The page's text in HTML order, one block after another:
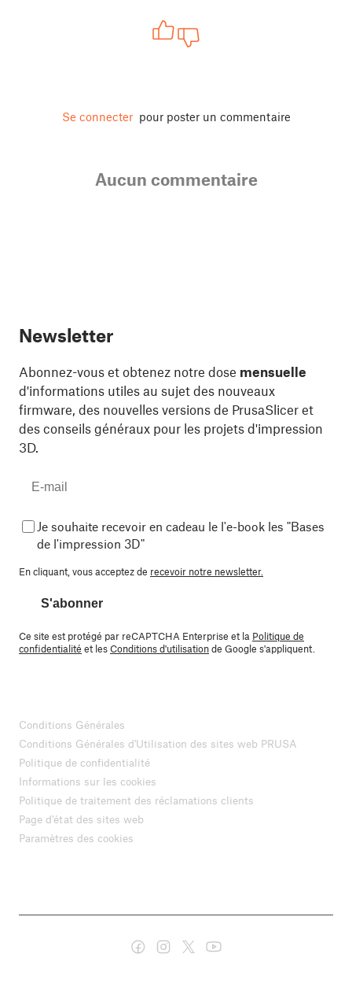
Se connecter pour poster un commentaire
Aucun commentaire
Newsletter
Abonnez-vous et obtenez notre dose mensuelle
d'informations utiles au sujet des nouveaux
firmware, des nouvelles versions de PrusaSlicer et
des conseils généraux pour les projets d'impression
3D.
Je souhaite recevoir en cadeau le l'e-book les "Bases
de l'impression 3D"
En cliquant, vous acceptez de recevoir notre newsletter.
S'abonner
Ce site est protégé par reCAPTCHA Enterprise et la Politique de
confidentialité et lesConditions d'utilisationde Google s'appliquent.
Conditions Générales
Conditions Générales d'Utilisation des sites web PRUSA
Politique de confidentialité
Informations sur les cookies
Politique de traitement des réclamations clients
Page d'état des sites web
Paramètres des cookies